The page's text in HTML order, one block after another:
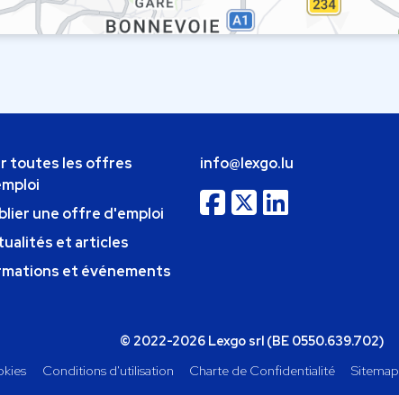
toutes les offres
une offre d'emploi
et articles
et événements
info@lexgo.lu
© 2022-2026 Lexgo srl (BE 0550.639.702)
Conditions d'utilisation Charte de Confidentialité Sitemap